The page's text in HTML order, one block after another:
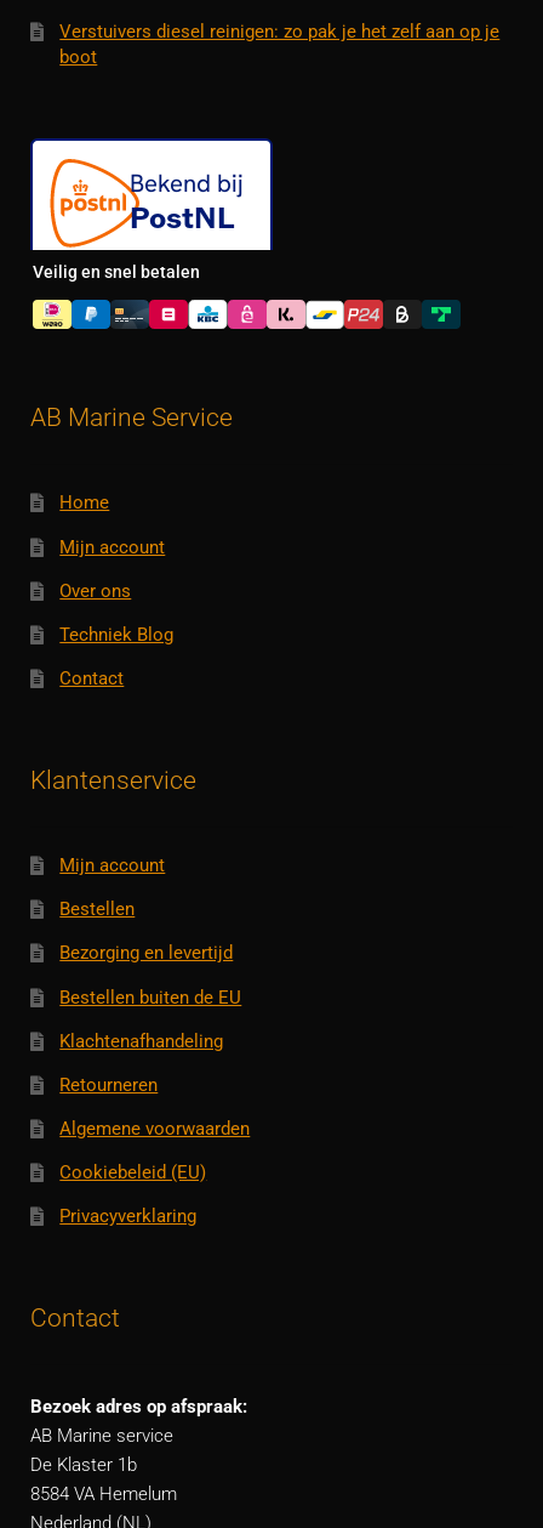
Verstuivers diesel reinigen: zo pak je het zelf aan op je
boot
Veilig en snel betalen
AB Marine Service
Home
Mijn account
Over ons
Techniek Blog
Contact
Klantenservice
Mijn account
Bestellen
Bezorging en levertijd
Bestellen buiten de EU
Klachtenafhandeling
Retourneren
Algemene voorwaarden
Cookiebeleid (EU)
Privacyverklaring
Contact
Bezoek adres op afspraak:
AB Marine service
De Klaster 1b
8584 VA Hemelum
Nederland (NL)